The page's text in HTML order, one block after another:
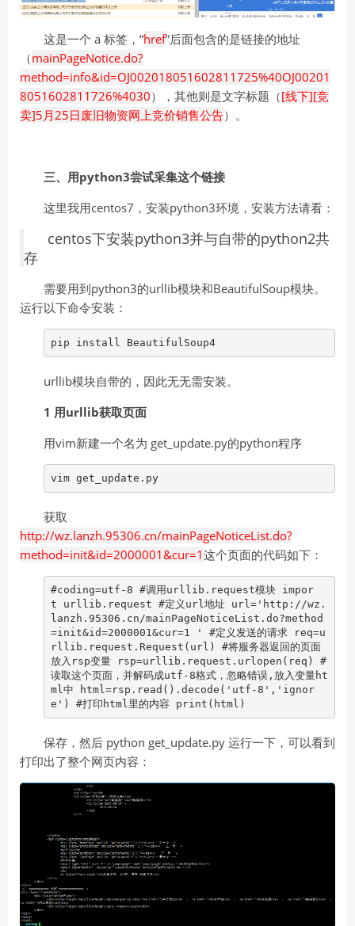
这是一个 a 标签，“href”后面包含的是链接的地址
（mainPageNotice.do?
method=info&id=OJ002018051602811725%40OJ00201
8051602811726%4030），其他则是文字标题（[线下][竞
卖]5月25日废旧物资网上竞价销售公告）。
三、用python3尝试采集这个链接
这里我用centos7，安装python3环境，安装方法请看：
centos下安装python3并与自带的python2共
存
需要用到python3的urllib模块和BeautifulSoup模块。
运行以下命令安装：
pip install BeautifulSoup4
urllib模块自带的，因此无无需安装。
1 用urllib获取页面
用vim新建一个名为 get_update.py的python程序
vim get_update.py
获取
http://wz.lanzh.95306.cn/mainPageNoticeList.do?
method=init&id=2000001&cur=1这个页面的代码如下：
#coding=utf-8 #调用urllib.request模块 impor
t urllib.request #定义url地址 url='http://wz.
lanzh.95306.cn/mainPageNoticeList.do?method
=init&id=2000001&cur=1 ' #定义发送的请求 req=u
rllib.request.Request(url) #将服务器返回的页面
放入rsp变量 rsp=urllib.request.urlopen(req) #
读取这个页面，并解码成utf-8格式，忽略错误,放入变量ht
ml中 html=rsp.read().decode('utf-8','ignor
e') #打印html里的内容 print(html)
保存，然后 python get_update.py 运行一下，可以看到
打印出了整个网页内容：